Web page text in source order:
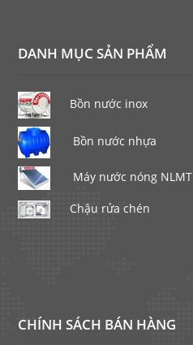
DANH MỤC SẢN PHẨM
Bồn nước inox
Bồn nước nhựa
Máy nước nóng NLMT
Chậu rửa chén
CHÍNH SÁCH BÁN HÀNG